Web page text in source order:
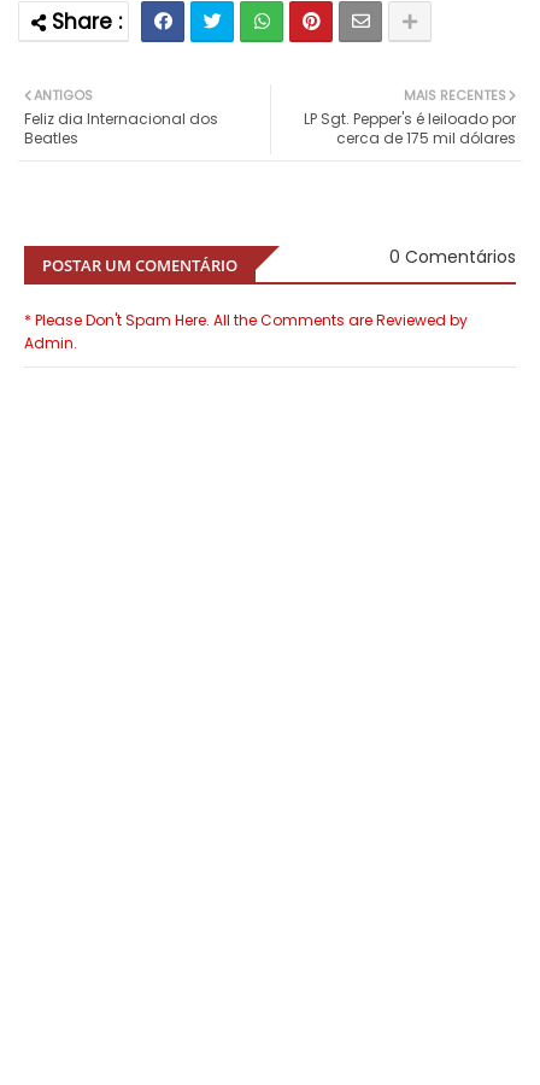
MAIS RECENTES
LP Sgt. Pepper's é leiloado por
cerca de 175 mil dólares
ANTIGOS
Feliz dia Internacional dos
Beatles
POSTAR UM COMENTÁRIO 0 Comentários
* Please Don't Spam Here. All the Comments are Reviewed by
Admin.